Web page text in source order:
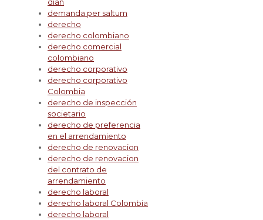
demanda per saltum
derecho
derecho colombiano
derecho comercial
colombiano
derecho corporativo
derecho corporativo
Colombia
derecho de inspección
societario
derecho de preferencia
en el arrendamiento
derecho de renovacion
derecho de renovacion
del contrato de
arrendamiento
derecho laboral
derecho laboral Colombia
derecho laboral